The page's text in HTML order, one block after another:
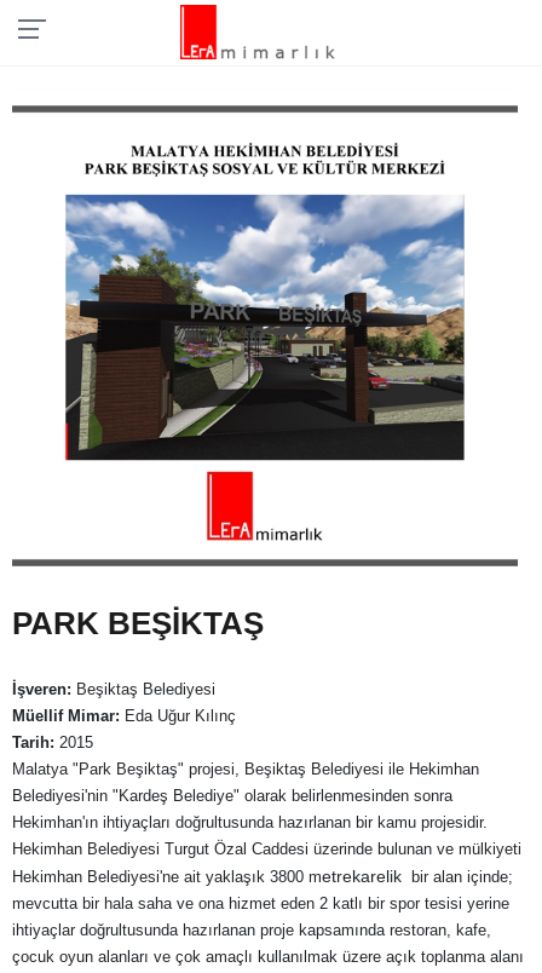
PARK BEŞİKTAŞ
İşveren: Beşiktaş Belediyesi
Müellif Mimar: Eda Uğur Kılınç
Tarih: 2015
Malatya "Park Beşiktaş" projesi, Beşiktaş Belediyesi ile Hekimhan
Belediyesi'nin "Kardeş Belediye" olarak belirlenmesinden sonra
Hekimhan'ın ihtiyaçları doğrultusunda hazırlanan bir kamu projesidir.
Hekimhan Belediyesi Turgut Özal Caddesi üzerinde bulunan ve mülkiyeti
Hekimhan Belediyesi'ne ait yaklaşık 3800 metrekarelik bir alan içinde;
mevcutta bir hala saha ve ona hizmet eden 2 katlı bir spor tesisi yerine
ihtiyaçlar doğrultusunda hazırlanan proje kapsamında restoran, kafe,
çocuk oyun alanları ve çok amaçlı kullanılmak üzere açık toplanma alanı